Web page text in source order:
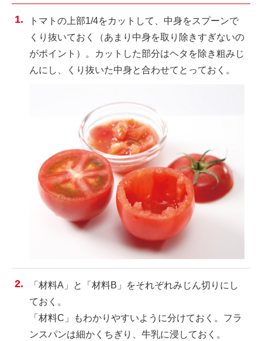
トマトの上部1/4をカットして、中身をスプーンで
くり抜いておく（あまり中身を取り除きすぎないの
がポイント）。カットした部分はヘタを除き粗みじ
んにし、くり抜いた中身と合わせてとっておく。
「材料A」と「材料B」をそれぞれみじん切りにし
ておく。
「材料C」もわかりやすいように分けておく。フラ
ンスパンは細かくちぎり、牛乳に浸しておく。